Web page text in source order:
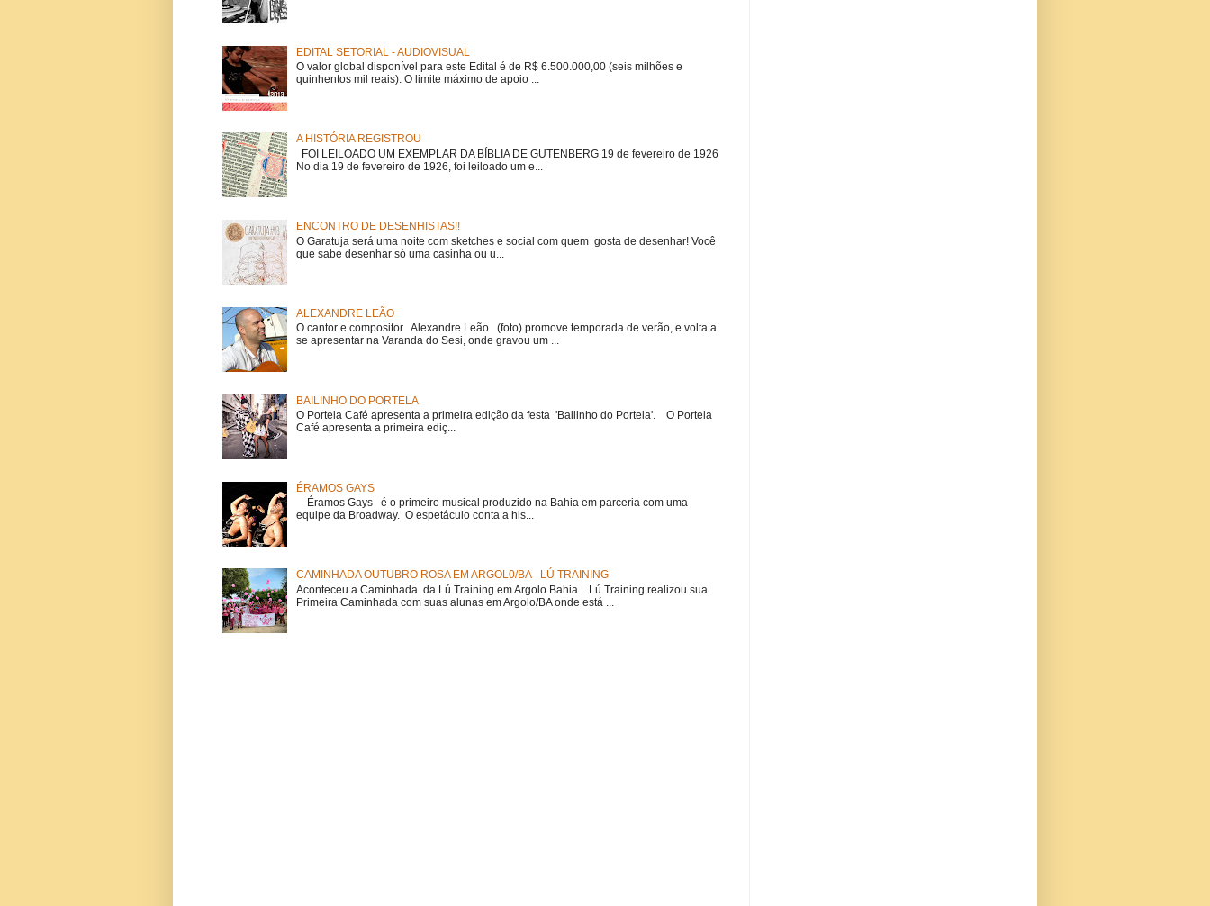
EDITAL SETORIAL - AUDIOVISUAL
O valor global disponível para este Edital é de R$ 6.500.000,00 (seis milhões e
quinhentos mil reais). O limite máximo de apoio ...
A HISTÓRIA REGISTROU
FOI LEILOADO UM EXEMPLAR DA BÍBLIA DE GUTENBERG 19 de fevereiro de 1926
No dia 19 de fevereiro de 1926, foi leiloado um e...
ENCONTRO DE DESENHISTAS!!
O Garatuja será uma noite com sketches e social com quem gosta de desenhar! Você
que sabe desenhar só uma casinha ou u...
ALEXANDRE LEÃO
O cantor e compositor Alexandre Leão (foto) promove temporada de verão, e volta a
se apresentar na Varanda do Sesi, onde gravou um ...
BAILINHO DO PORTELA
O Portela Café apresenta a primeira edição da festa 'Bailinho do Portela'. O Portela
Café apresenta a primeira ediç...
ÉRAMOS GAYS
Éramos Gays é o primeiro musical produzido na Bahia em parceria com uma
equipe da Broadway. O espetáculo conta a his...
CAMINHADA OUTUBRO ROSA EM ARGOL0/BA - LÚ TRAINING
Aconteceu a Caminhada da Lú Training em Argolo Bahia Lú Training realizou sua
Primeira Caminhada com suas alunas em Argolo/BA onde está ...